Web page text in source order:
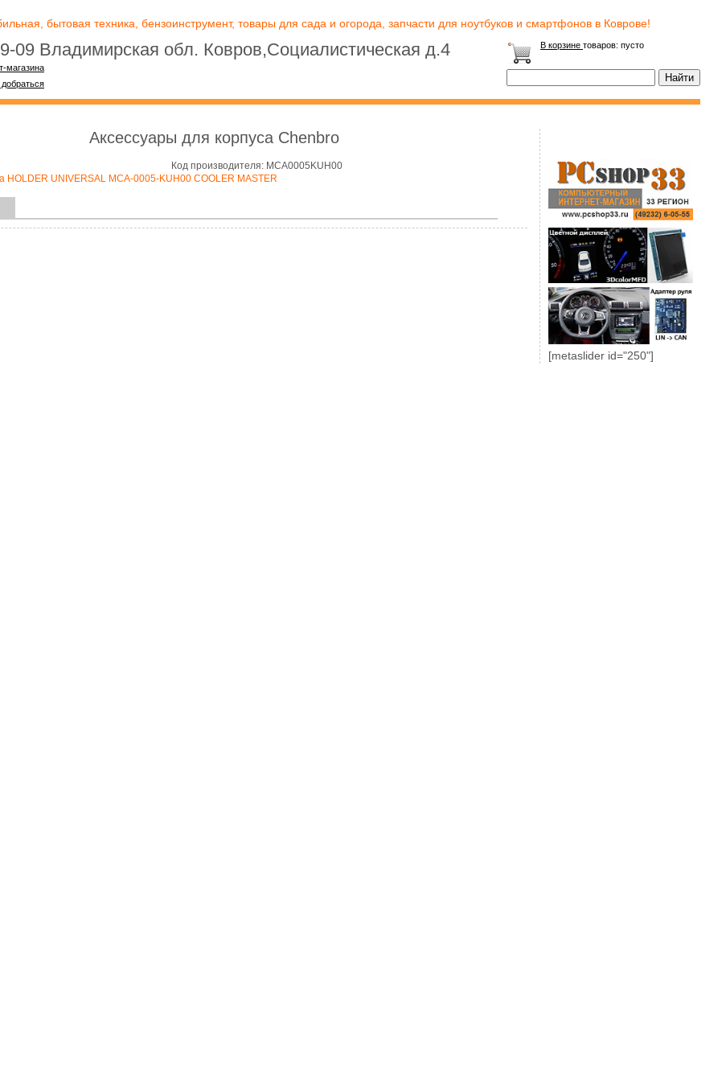
бытовая техника, бензоинструмент, товары для сада и огорода, запчасти для ноутбуков и смартфонов в Коврове!
09 Владимирская обл. Ковров,Социалистическая д.4
магазина
В корзине товаров: пусто
Аксессуары для корпуса Chenbro
Код производителя: MCA0005KUH00
HOLDER UNIVERSAL MCA-0005-KUH00 COOLER MASTER
[metaslider id="250"]